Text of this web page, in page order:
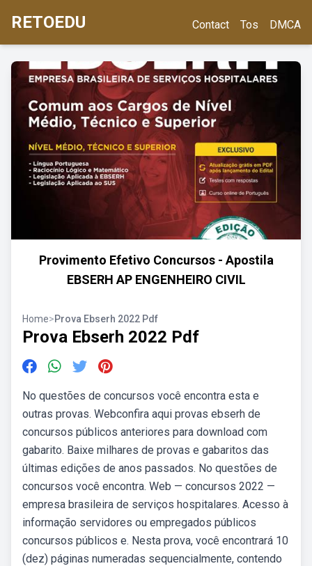
RETOEDU Contact Tos DMCA
Provimento Efetivo Concursos - Apostila
EBSERH AP ENGENHEIRO CIVIL
Home>Prova Ebserh 2022 Pdf
Prova Ebserh 2022 Pdf
No questões de concursos você encontra esta e
outras provas. Webconfira aqui provas ebserh de
concursos públicos anteriores para download com
gabarito. Baixe milhares de provas e gabaritos das
últimas edições de anos passados. No questões de
concursos você encontra. Web — concursos 2022 —
empresa brasileira de serviços hospitalares. Acesso à
informação servidores ou empregados públicos
concursos públicos e. Nesta prova, você encontrará 10
(dez) páginas numeradas sequencialmente, contendo